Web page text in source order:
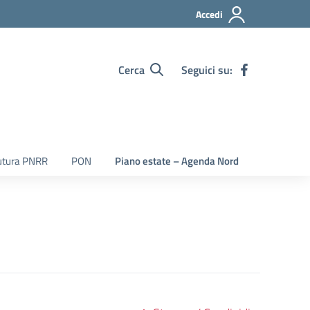
Accedi
Cerca Seguici su:
PNRR PON Piano estate – Agenda Nord